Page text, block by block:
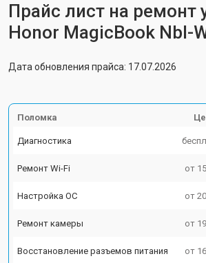
Прайс лист на ремонт
Honor MagicBook Nbl-
Дата обновления прайса: 17.07.2026
Поломка
Диагностика
Ремонт Wi-Fi от
Настройка ОС от
Ремонт камеры от
Восстановление разъемов питания от